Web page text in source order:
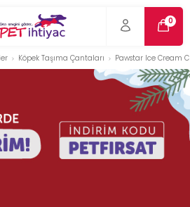
0
Köpek Taşıma Çantaları Pawstar Ice Cream